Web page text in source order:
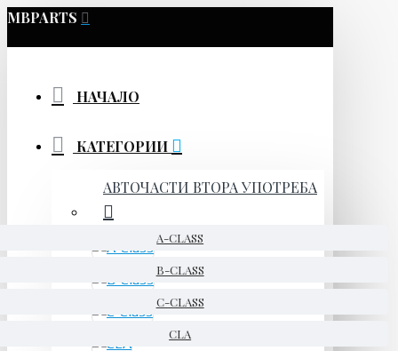
MBPARTS
НАЧАЛО
КАТЕГОРИИ
АВТОЧАСТИ ВТОРА УПОТРЕБА
A-CLASS
B-CLASS
C-CLASS
CLA